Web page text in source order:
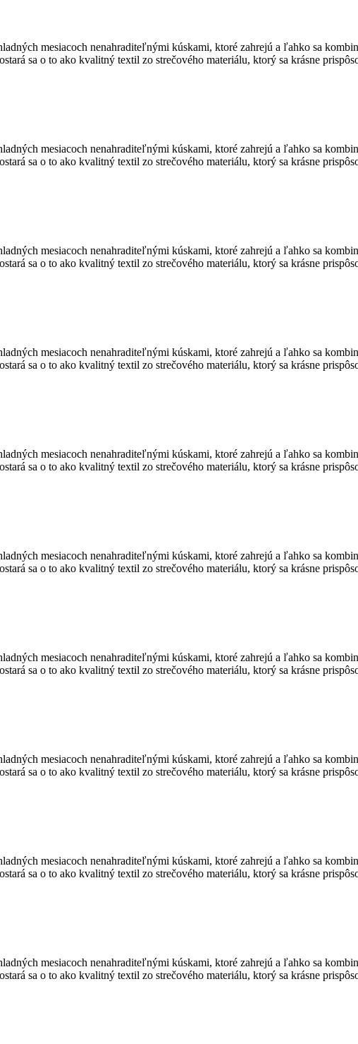
mesiacoch nenahraditeľnými kúskami, ktoré zahrejú a ľahko sa
sa o to ako kvalitný textil zo strečového materiálu, ktorý sa krásne
mesiacoch nenahraditeľnými kúskami, ktoré zahrejú a ľahko sa
sa o to ako kvalitný textil zo strečového materiálu, ktorý sa krásne
mesiacoch nenahraditeľnými kúskami, ktoré zahrejú a ľahko sa
sa o to ako kvalitný textil zo strečového materiálu, ktorý sa krásne
mesiacoch nenahraditeľnými kúskami, ktoré zahrejú a ľahko sa
sa o to ako kvalitný textil zo strečového materiálu, ktorý sa krásne
mesiacoch nenahraditeľnými kúskami, ktoré zahrejú a ľahko sa
sa o to ako kvalitný textil zo strečového materiálu, ktorý sa krásne
mesiacoch nenahraditeľnými kúskami, ktoré zahrejú a ľahko sa
sa o to ako kvalitný textil zo strečového materiálu, ktorý sa krásne
mesiacoch nenahraditeľnými kúskami, ktoré zahrejú a ľahko sa
sa o to ako kvalitný textil zo strečového materiálu, ktorý sa krásne
mesiacoch nenahraditeľnými kúskami, ktoré zahrejú a ľahko sa
sa o to ako kvalitný textil zo strečového materiálu, ktorý sa krásne
mesiacoch nenahraditeľnými kúskami, ktoré zahrejú a ľahko sa
sa o to ako kvalitný textil zo strečového materiálu, ktorý sa krásne
mesiacoch nenahraditeľnými kúskami, ktoré zahrejú a ľahko sa
sa o to ako kvalitný textil zo strečového materiálu, ktorý sa krásne